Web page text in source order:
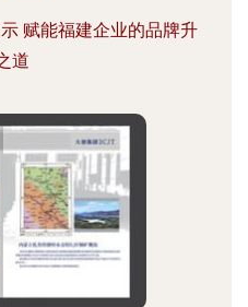
赋能福建企业的品牌升
道